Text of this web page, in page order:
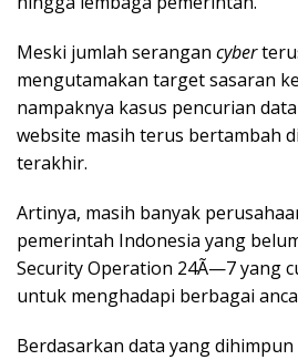
Meski jumlah serangan cyber
mengutamakan target sasaran
nampaknya kasus pencurian
website masih terus bertambah
terakhir.
Artinya, masih banyak
pemerintah Indonesia yang
Security Operation 24Ã—7 yang
untuk menghadapi berbagai
Berdasarkan data yang dihimpun